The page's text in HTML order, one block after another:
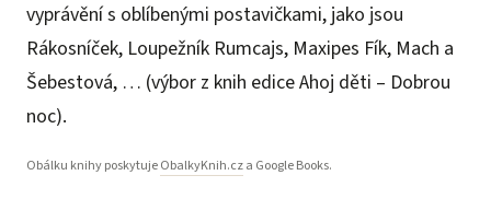
vyprávění s oblíbenými postavičkami, jako jsou
Rákosníček, Loupežník Rumcajs, Maxipes Fík, Mach a
Šebestová, … (výbor z knih edice Ahoj děti – Dobrou
noc).
Obálku knihy poskytujeObalkyKnih.cza Google Books.